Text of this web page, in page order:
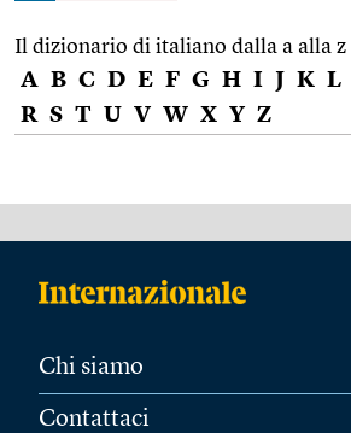
Il dizionario di italiano dalla a alla z
A B C D E F G H I J K L
R S T U V W X Y Z
Chi siamo
Contattaci